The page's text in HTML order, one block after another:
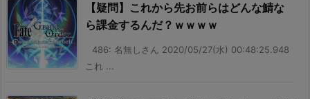
【疑問】これから先お前らはどんな鯖な
ら課金するんだ？ｗｗｗｗ
486: 名無しさん 2020/05/27(水) 00:48:25.948
これ ...